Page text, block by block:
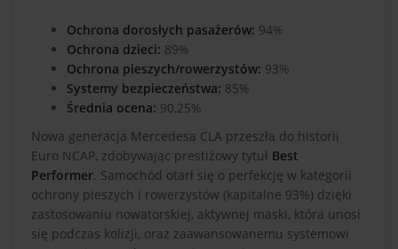
Ochrona dorosłych pasażerów: 94%
Ochrona dzieci: 89%
Ochrona pieszych/rowerzystów: 93%
Systemy bezpieczeństwa: 85%
Średnia ocena: 90,25%
Nowa generacja Mercedesa CLA przeszła do historii
Euro NCAP, zdobywając prestiżowy tytuł Best
Performer. Samochód otarł się o perfekcję w kategorii
ochrony pieszych i rowerzystów (kapitalne 93%) dzięki
zastosowaniu nowatorskiej, aktywnej maski, która unosi
się podczas kolizji, oraz zaawansowanemu systemowi